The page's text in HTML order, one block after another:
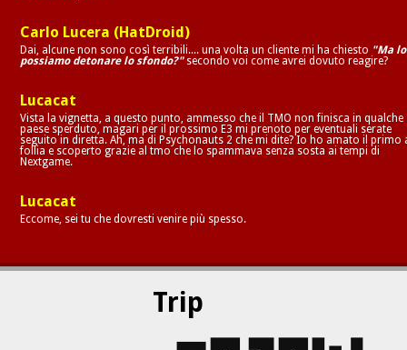
Carlo Lucera (HatDroid)
Dai, alcune non sono così terribili.... una volta un cliente mi ha chiesto "Ma lo
possiamo detonare lo sfondo?"secondo voi come avrei dovuto reagire?
Lucacat
Vista la vignetta, a questo punto, ammesso che il TMO non finisca in qualche
paese sperduto, magari per il prossimo E3 mi prenoto per eventuali serate
seguito in diretta. Ah, ma di Psychonauts 2 che mi dite? Io ho amato il primo
follia e scoperto grazie al tmo che lo spammava senza sosta ai tempi di
Nextgame.
Lucacat
Eccome, sei tu che dovresti venire più spesso.
Trip